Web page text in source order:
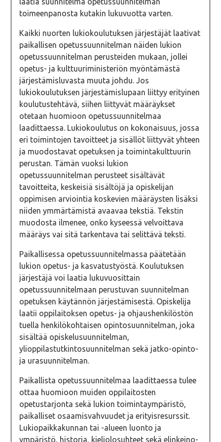
toimeenpanosta kutakin lukuvuotta varten.
Kaikki nuorten lukiokoulutuksen järjestäjät laativat
paikallisen opetussuunnitelman näiden lukion
opetussuunnitelman perusteiden mukaan, jollei
opetus- ja kulttuuriministeriön myöntämästä
järjestämisluvasta muuta johdu. Jos
lukiokoulutuksen järjestämislupaan liittyy erityinen
koulutustehtävä, siihen liittyvät määräykset
otetaan huomioon opetussuunnitelmaa
laadittaessa. Lukiokoulutus on kokonaisuus, jossa
eri toimintojen tavoitteet ja sisällöt liittyvät yhteen
ja muodostavat opetuksen ja toimintakulttuurin
perustan. Tämän vuoksi lukion
opetussuunnitelman perusteet sisältävät
tavoitteita, keskeisiä sisältöjä ja opiskelijan
oppimisen arviointia koskevien määräysten lisäksi
niiden ymmärtämistä avaavaa tekstiä. Tekstin
muodosta ilmenee, onko kyseessä velvoittava
määräys vai sitä tarkentava tai selittävä teksti.
Paikallisessa opetussuunnitelmassa päätetään
lukion opetus- ja kasvatustyöstä. Koulutuksen
järjestäjä voi laatia lukuvuosittain
opetussuunnitelmaan perustuvan suunnitelman
opetuksen käytännön järjestämisestä. Opiskelija
laatii oppilaitoksen opetus- ja ohjaushenkilöstön
tuella henkilökohtaisen opintosuunnitelman, joka
sisältää opiskelusuunnitelman,
ylioppilastutkintosuunnitelman sekä jatko-opinto-
ja urasuunnitelman.
Paikallista opetussuunnitelmaa laadittaessa tulee
ottaa huomioon muiden oppilaitosten
opetustarjonta sekä lukion toimintaympäristö,
paikalliset osaamisvahvuudet ja erityisresurssit.
Lukiopaikkakunnan tai -alueen luonto ja
ympäristö, historia, kieliolosuhteet sekä elinkeino-